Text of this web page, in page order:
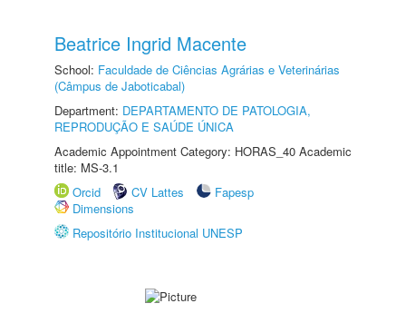
Beatrice Ingrid Macente
School: Faculdade de Ciências Agrárias e Veterinárias
(Câmpus de Jaboticabal)
Department: DEPARTAMENTO DE PATOLOGIA,
REPRODUÇÃO E SAÚDE ÚNICA
Academic Appointment Category: HORAS_40 Academic
title: MS-3.1
Orcid
CV Lattes
Fapesp
Dimensions
Repositório Institucional UNESP